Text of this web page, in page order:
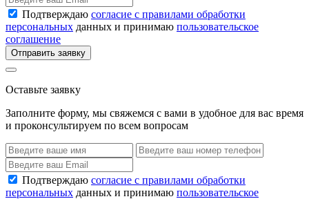
Подтверждаю согласие с правилами обработки
персональных данных и принимаю пользовательское
соглашение
Отправить заявку
Оставьте заявку
Заполните форму, мы свяжемся с вами в удобное для вас время
и проконсультируем по всем вопросам
Подтверждаю согласие с правилами обработки
персональных данных и принимаю пользовательское